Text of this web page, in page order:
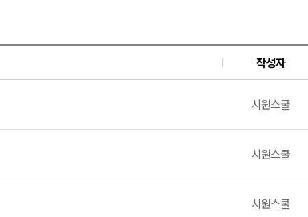
작성자
시원스쿨
시원스쿨
시원스쿨